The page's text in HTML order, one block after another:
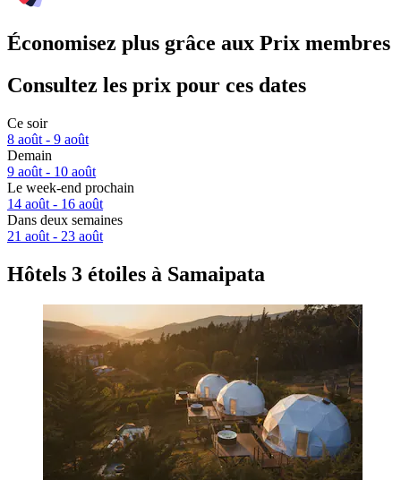
Économisez plus grâce aux Prix membres
Consultez les prix pour ces dates
Ce soir
8 août - 9 août
Demain
9 août - 10 août
Le week-end prochain
14 août - 16 août
Dans deux semaines
21 août - 23 août
Hôtels 3 étoiles à Samaipata